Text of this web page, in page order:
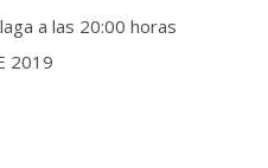
a las 20:00 horas
2019